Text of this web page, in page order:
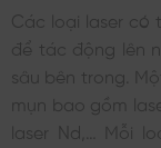
Các loại laser có
để tác động lên
sâu bên trong.
mụn bao gồm
laser Nd,… Mỗi